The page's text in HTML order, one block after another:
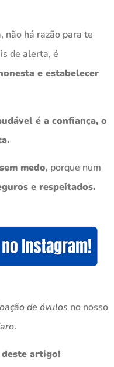
não há razão para te
de alerta, é
e estabelecer
é a confiança, o
medo, porque num
e respeitados.
de óvulos no nosso
.
artigo!